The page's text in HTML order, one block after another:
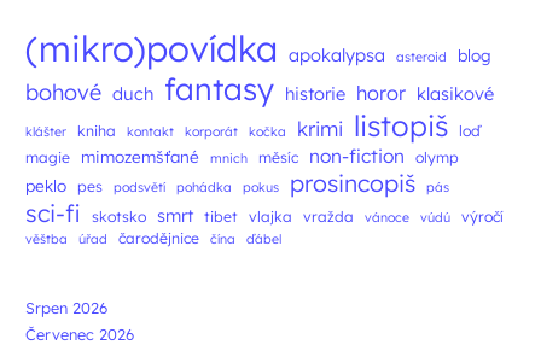
(mikro)povídka apokalypsa asteroid blog
bohové duch fantasy historie horor klasikové
klášter kniha kontakt korporát kočka krimi listopiš
loď
magie
mimozemšťané mnich měsíc non-fiction olymp
peklo pes podsvětí pohádka pokus prosincopiš pás
sci-fi skotsko smrt tibet vlajka vražda vánoce vúdú výročí
věštba úřad čarodějnice čína ďábel
Srpen 2026
Červenec 2026